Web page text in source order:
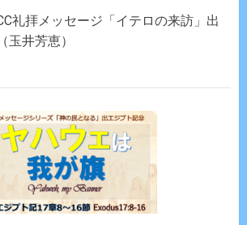
礼拝メッセージ「イテロの来訪」出
玉井芳恵）